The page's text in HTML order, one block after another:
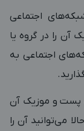
اجتماعی
آن را در گروه یا
اجتماعی به
پست و موزیک آن
می‌توانید آن را